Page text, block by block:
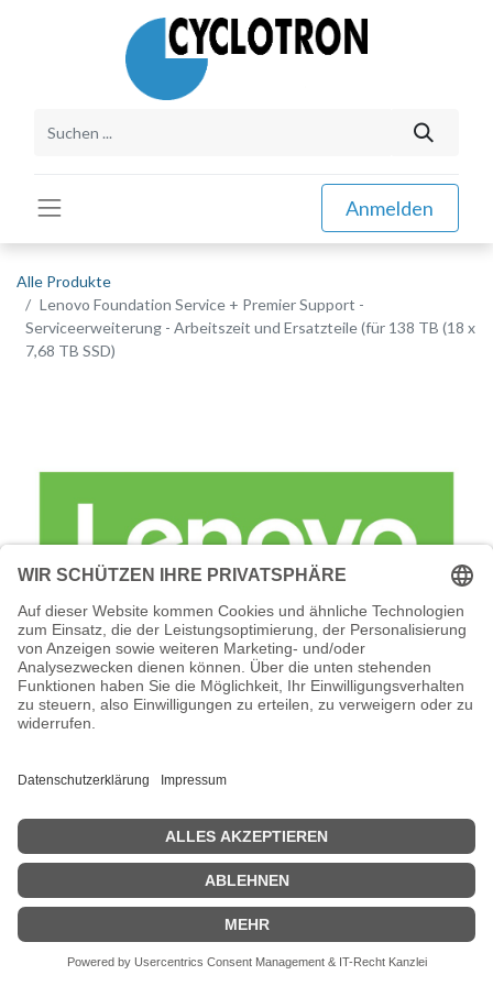
Anmelden
Alle Produkte
Lenovo Foundation Service + Premier Support -
Serviceerweiterung - Arbeitszeit und Ersatzteile (für 138 TB (18 x
7,68 TB SSD)
Lenovo Foundation Service + Premier
Support - Serviceerweiterung -
Arbeitszeit und Ersatzteile (für 138 TB
(18 x 7,68 TB SSD)
Lenovo Foundation Service + Premier Support -